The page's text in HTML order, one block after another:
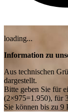
loading...
Information zu
Aus technischen
dargestellt.
Bitte geben Sie für
(2×975=1.950), für
Sie können bis zu 9